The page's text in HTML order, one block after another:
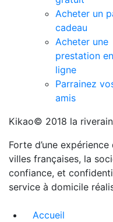
Acheter un
cadeau
Acheter une
prestation en
ligne
Parrainez
amis
Kikao© 2018 la
Forte d’une
villes françaises, la
confiance, et
service à domicile
Accueil